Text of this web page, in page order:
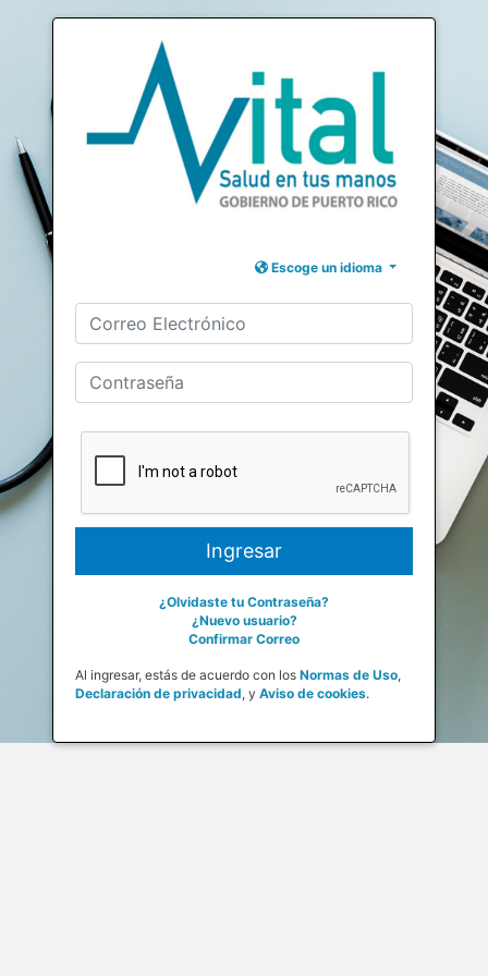
Escoge un idioma
¿Olvidaste tu Contraseña?
¿Nuevo usuario?
Confirmar Correo
Al ingresar, estás de acuerdo con los Normas de Uso,
Declaración de privacidad, y Aviso de cookies.